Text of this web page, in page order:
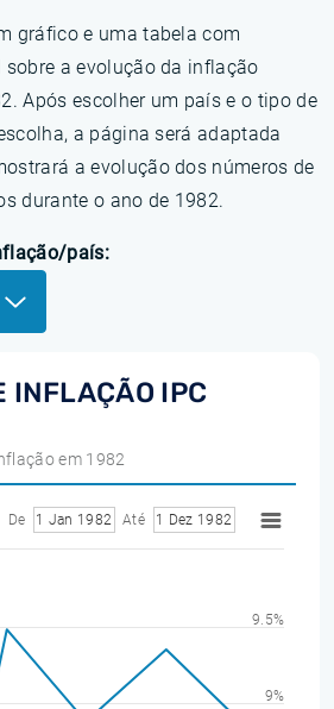
gráfico e uma tabela com
a evolução da inflação
Após escolher um país e o tipo de
a página será adaptada
a evolução dos números de
durante o ano de 1982.
país:
INFLAÇÃO IPC
em 1982
De 1 Jan 1982 Até 1 Dez 1982
9%
9.5%